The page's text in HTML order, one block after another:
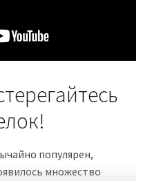
популярен,
множество